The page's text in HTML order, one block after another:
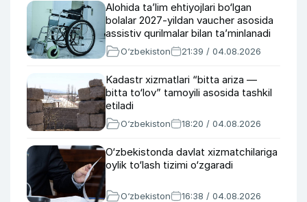
Alohida ta’lim ehtiyojlari bo‘lgan
bolalar 2027-yildan vaucher asosida
assistiv qurilmalar bilan ta’minlanadi
O‘zbekiston 21:39 / 04.08.2026
Kadastr xizmatlari “bitta ariza —
bitta to‘lov” tamoyili asosida tashkil
etiladi
O‘zbekiston 18:20 / 04.08.2026
O‘zbekistonda davlat xizmatchilariga
oylik to‘lash tizimi o‘zgaradi
O‘zbekiston 16:38 / 04.08.2026